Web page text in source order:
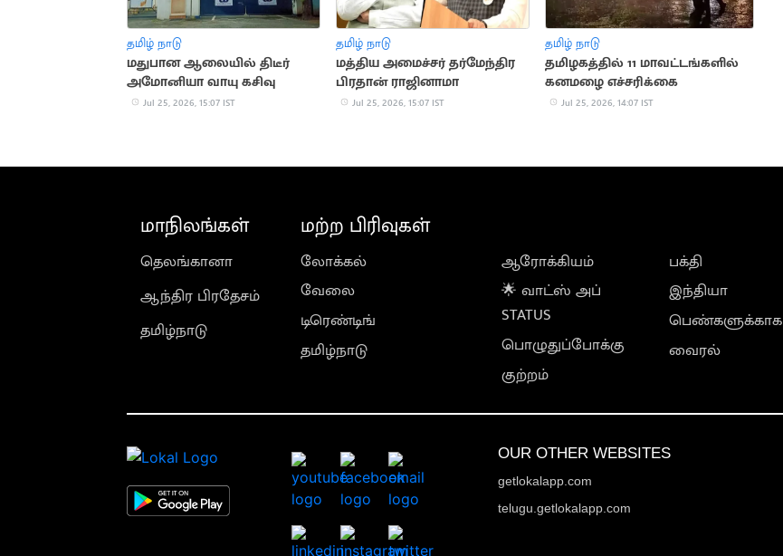
தமிழ் நாடு
மதுபான ஆலையில் திடீர்
அமோனியா வாயு கசிவு
Jul 25, 2026, 15:07 IST
தமிழ் நாடு
மத்திய அமைச்சர் தர்மேந்திர
பிரதான் ராஜினாமா
Jul 25, 2026, 15:07 IST
தமிழ் நாடு
தமிழகத்தில் 11 மாவட்டங்களில்
கனமழை எச்சரிக்கை
Jul 25, 2026, 14:07 IST
மாநிலங்கள்
தெலங்கானா
ஆந்திர பிரதேசம்
தமிழ்நாடு
மற்ற பிரிவுகள்
லோக்கல்
வேலை
டிரெண்டிங்
தமிழ்நாடு
ஆரோக்கியம்
🌟 வாட்ஸ் அப்
STATUS
பொழுதுப்போக்கு
குற்றம்
பக்தி
இந்தியா
பெண்களுக்காக
வைரல்
OUR OTHER WEBSITES
getlokalapp.com
telugu.getlokalapp.com